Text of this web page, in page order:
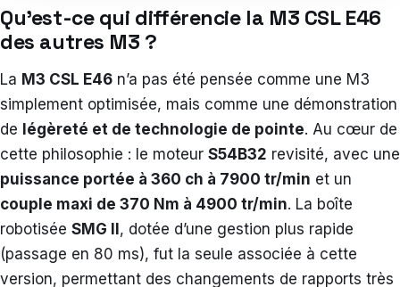
Qu’est-ce qui différencie la M3 CSL E46
des autres M3 ?
La M3 CSL E46 n’a pas été pensée comme une M3
simplement optimisée, mais comme une démonstration
de légèreté et de technologie de pointe. Au cœur de
cette philosophie : le moteur S54B32 revisité, avec une
puissance portée à 360 ch à 7900 tr/min et un
couple maxi de 370 Nm à 4900 tr/min. La boîte
robotisée SMG II , dotée d’une gestion plus rapide
(passage en 80 ms), fut la seule associée à cette
version, permettant des changements de rapports très